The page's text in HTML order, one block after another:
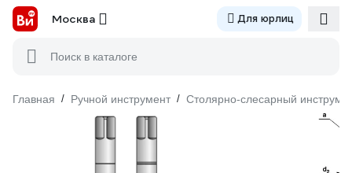
Москва Для юрлиц
Поиск в каталоге
Главная / Ручной инструмент / Столярно-слесарный